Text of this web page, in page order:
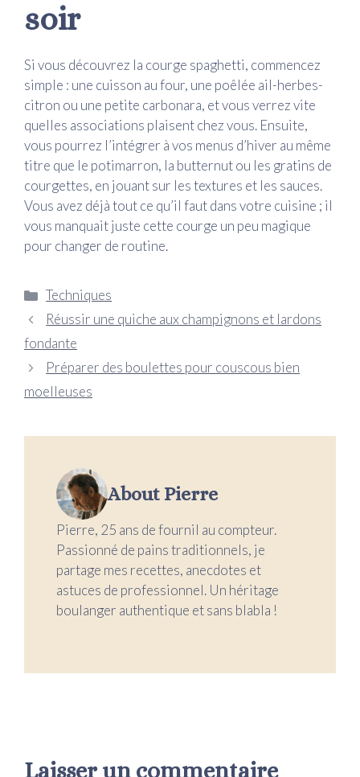
soir
Si vous découvrez la courge spaghetti, commencez
simple : une cuisson au four, une poêlée ail-herbes-
citron ou une petite carbonara, et vous verrez vite
quelles associations plaisent chez vous. Ensuite,
vous pourrez l’intégrer à vos menus d’hiver au même
titre que le potimarron, la butternut ou les gratins de
courgettes, en jouant sur les textures et les sauces.
Vous avez déjà tout ce qu’il faut dans votre cuisine ; il
vous manquait juste cette courge un peu magique
pour changer de routine.
Catégories
Techniques
Réussir une quiche aux champignons et lardons
fondante
Préparer des boulettes pour couscous bien
moelleuses
About Pierre
Pierre, 25 ans de fournil au compteur.
Passionné de pains traditionnels, je
partage mes recettes, anecdotes et
astuces de professionnel. Un héritage
boulanger authentique et sans blabla !
Laisser un commentaire